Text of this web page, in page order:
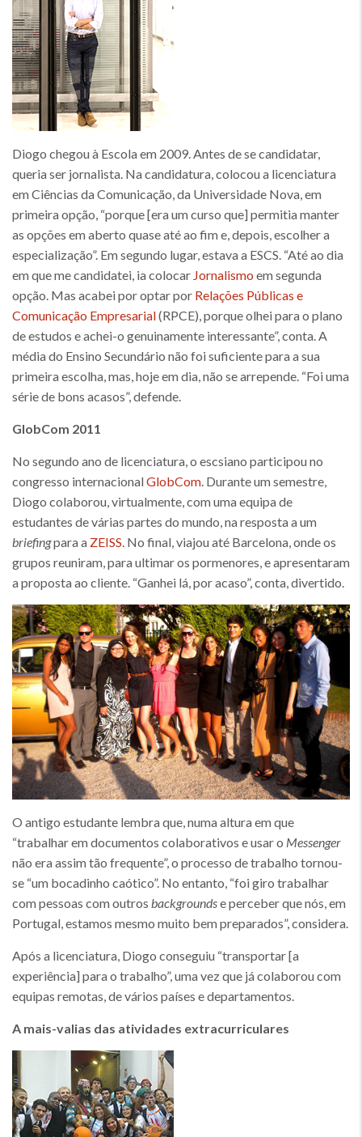
Diogo chegou à Escola em 2009. Antes de se candidatar,
queria ser jornalista. Na candidatura, colocou a licenciatura
em Ciências da Comunicação, da Universidade Nova, em
primeira opção, “porque [era um curso que] permitia manter
as opções em aberto quase até ao fim e, depois, escolher a
especialização”. Em segundo lugar, estava a ESCS. “Até ao dia
em que me candidatei, ia colocar Jornalismo em segunda
opção. Mas acabei por optar por Relações Públicas e
Comunicação Empresarial(RPCE), porque olhei para o plano
de estudos e achei-o genuinamente interessante”, conta. A
média do Ensino Secundário não foi suficiente para a sua
primeira escolha, mas, hoje em dia, não se arrepende. “Foi uma
série de bons acasos”, defende.
GlobCom 2011
No segundo ano de licenciatura, o escsiano participou no
congresso internacionalGlobCom. Durante um semestre,
Diogo colaborou, virtualmente, com uma equipa de
estudantes de várias partes do mundo, na resposta a um
briefingpara a ZEISS. No final, viajou até Barcelona, onde os
grupos reuniram, para ultimar os pormenores, e apresentaram
a proposta ao cliente. “Ganhei lá, por acaso”, conta, divertido.
O antigo estudante lembra que, numa altura em que
“trabalhar em documentos colaborativos e usar o Messenger
não era assim tão frequente”, o processo de trabalho tornou-
se “um bocadinho caótico”. No entanto, “foi giro trabalhar
com pessoas com outros backgroundse perceber que nós, em
Portugal, estamos mesmo muito bem preparados”, considera.
Após a licenciatura, Diogo conseguiu “transportar [a
experiência] para o trabalho”, uma vez que já colaborou com
equipas remotas, de vários países e departamentos.
A mais-valias das atividades extracurriculares